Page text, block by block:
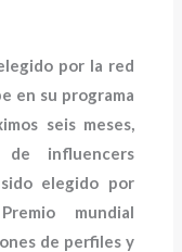
por la red
en su programa
seis meses,
influencers
elegido por
mundial
de perfiles y